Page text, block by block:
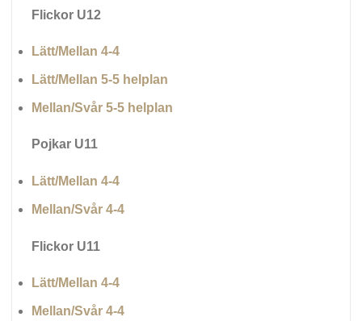
Flickor U12
Lätt/Mellan 4-4
Lätt/Mellan 5-5 helplan
Mellan/Svår 5-5 helplan
Pojkar U11
Lätt/Mellan 4-4
Mellan/Svår 4-4
Flickor U11
Lätt/Mellan 4-4
Mellan/Svår 4-4